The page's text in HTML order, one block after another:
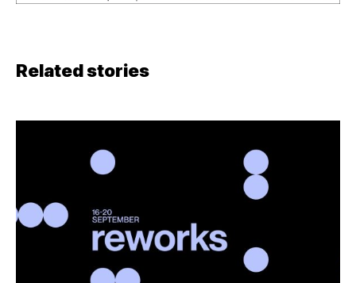
Related stories